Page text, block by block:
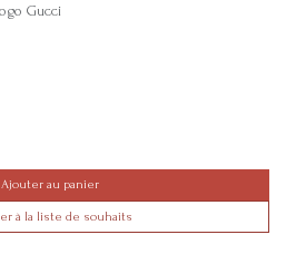
Gucci
Ajouter au panier
à la liste de souhaits